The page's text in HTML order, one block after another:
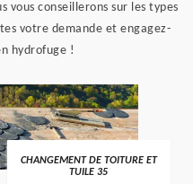
vous conseillerons sur les types
votre demande et engagez-
hydrofuge !
CHANGEMENT DE TOITURE ET
TUILE 35